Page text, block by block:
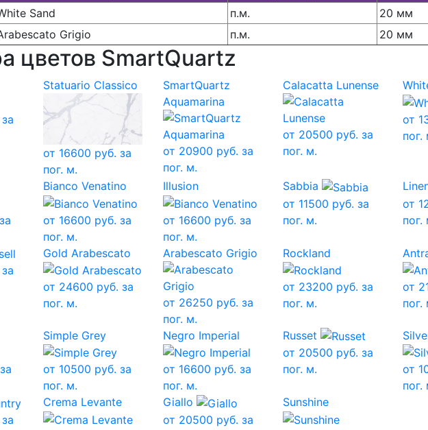
Sand
п.м. 20 мм
Grigio
п.м. 20 мм
цветов SmartQuartz
Statuario Classico
от 16600 руб. за
пог. м.
SmartQuartz
Aquamarina
от 20900 руб. за
пог. м.
Calacatta Lunense
от 20500 руб. за
пог. м.
от
пог.
Bianco Venatino
от 16600 руб. за
пог. м.
Illusion
от 16600 руб. за
пог. м.
Sabbia
от 11500 руб. за
пог. м.
от
пог.
Gold Arabescato
от 24600 руб. за
пог. м.
Arabescato Grigio
от 26250 руб. за
пог. м.
Rockland
от 23200 руб. за
пог. м.
от
пог.
Simple Grey
от 10500 руб. за
пог. м.
Negro Imperial
от 16600 руб. за
пог. м.
Russet
от 20500 руб. за
пог. м.
от
пог.
Crema Levante
Giallo
от 20500 руб. за
Sunshine